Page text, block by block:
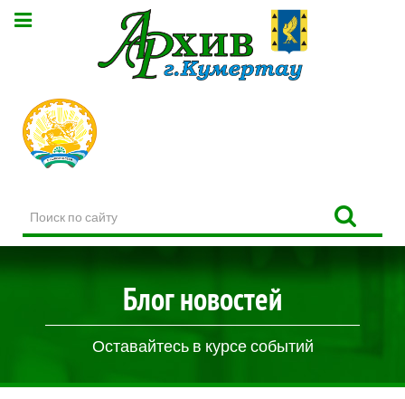
по
сайту
Блог новостей
Оставайтесь в курсе событий